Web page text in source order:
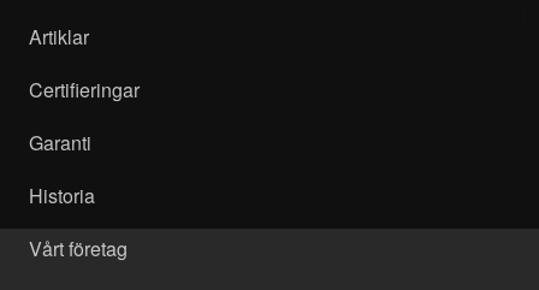
Artiklar
Certifieringar
Garanti
Historia
Vårt företag